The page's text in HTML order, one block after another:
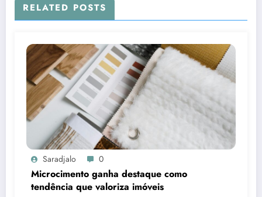
RELATED POSTS
Saradjalo 0
Microcimento ganha destaque como
tendência que valoriza imóveis